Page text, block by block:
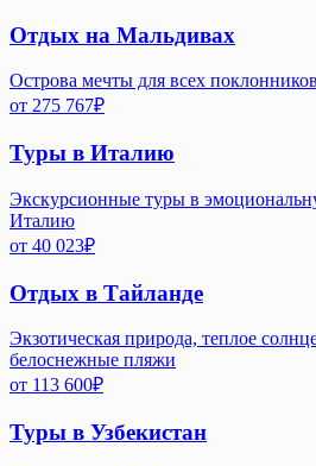
Отдых на Мальдивах
Острова мечты для всех
от 275 767₽
Туры в Италию
Экскурсионные туры в
Италию
от 40 023₽
Отдых в Тайланде
Экзотическая природа, теплое
белоснежные пляжи
от 113 600₽
Туры в Узбекистан